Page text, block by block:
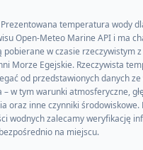
Prezentowana temperatura wody
Open-Meteo Marine API i ma
pobierane w czasie rzeczywistym
Morze Egejskie. Rzeczywista
od przedstawionych danych ze
w tym warunki atmosferyczne,
oraz inne czynniki środowiskowe.
wodnych zalecamy weryfikację
na miejscu.